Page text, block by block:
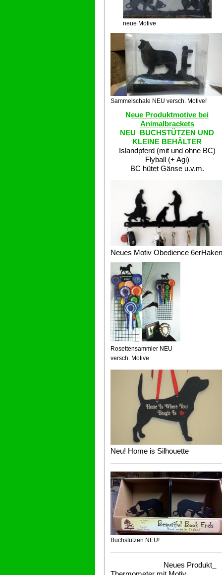
neue Motive
Sammelschale NEU versch. Motive!
Neue Produktmotive bei
Animalbrackets
NEU BUCHSTÜTZEN UND
KLEINE BEHÄLTER
Islandpferd (mit und ohne BC)
Flyball (+ Agi)
BC hütet Gänse u.v.m.
Neues Motiv Obedience 6erHaken
Rosettensammler NEU
versch. Motive
Neu! Home is Silhouette
Buchstützen NEU!
Neues Produkt_